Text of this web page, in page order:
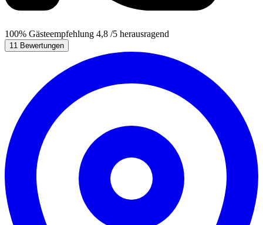
100% Gästeempfehlung 4,8 /5 herausragend
11 Bewertungen